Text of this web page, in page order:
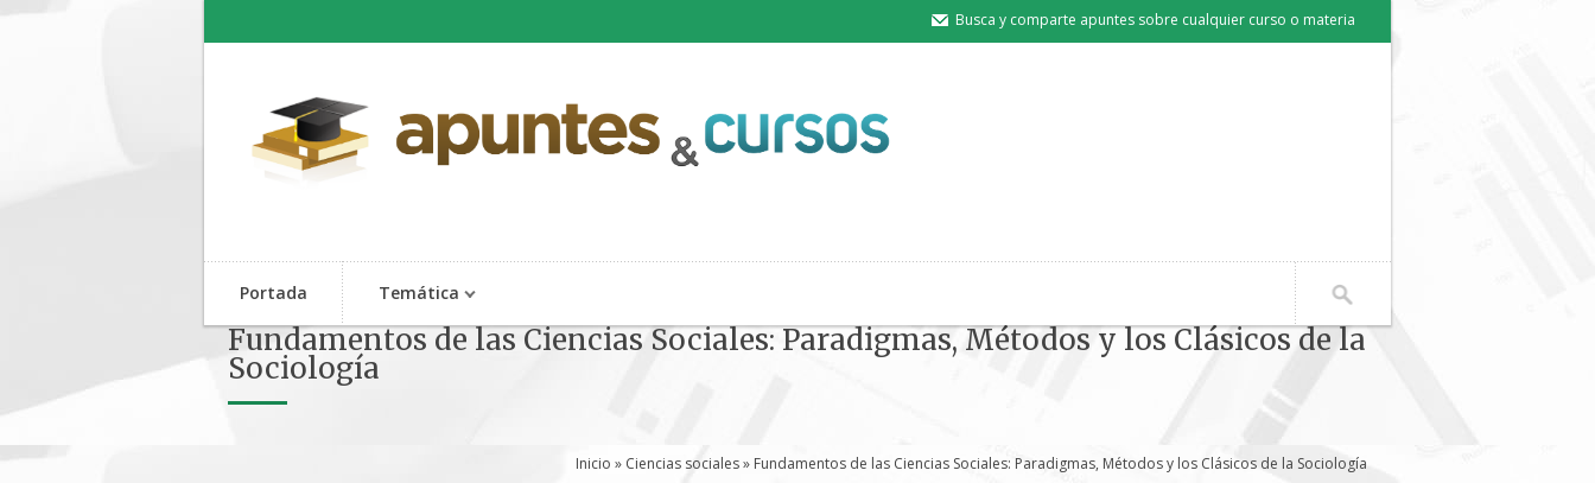
Busca y comparte apuntes sobre cualquier curso o materia
Portada Temática
Fundamentos de las Ciencias Sociales: Paradigmas, Métodos y los Clásicos de la
Sociología
Inicio » Ciencias sociales» Fundamentos de las Ciencias Sociales: Paradigmas, Métodos y los Clásicos de la Sociología